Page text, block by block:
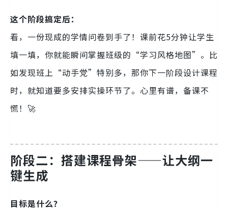
这个阶段搞定后：
看，一份现成的学情问卷到手了！课前花5分钟让学生
填一填，你就能瞬间掌握班级的“学习风格地图”。比
如发现班上“动手党”特别多，那你下一阶段设计课程
时，就知道要多安排实操环节了。心里有谱，备课不
慌！🚀
阶段二：搭建课程骨架——让大纲一
键生成
目标是什么？